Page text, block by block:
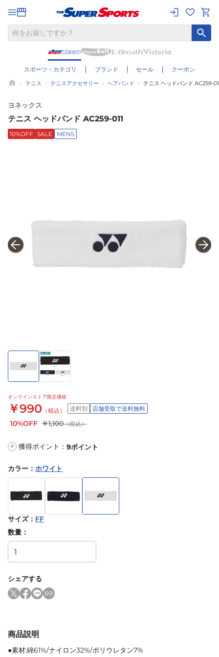
スポーツ・カテゴリ ブランド セール クーポン
テニス テニスアクセサリー ヘアバンド テニス ヘッドバンド AC259-
ヨネックス
テニス ヘッドバンド AC259-011
10%OFF SALE MENS
オンラインストア限定価格
￥990 （税込） 送料別 店舗受取で送料無料
10%OFF ￥1,100（税込）
P 獲得ポイント： 9ポイント
カラー ： ホワイト
サイズ： FF
数量：
シェアする
商品説明
●素材:綿61%/ナイロン32%/ポリウレタン7%